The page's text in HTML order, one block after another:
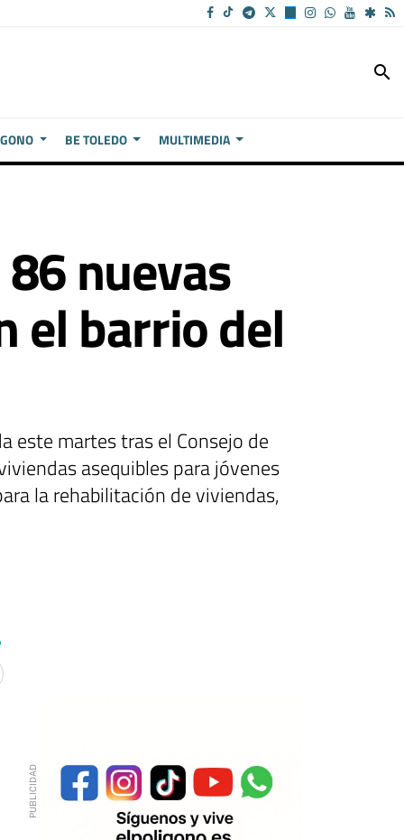
search
BE TOLEDO MULTIMEDIA
nuevas
el barrio del
este martes tras el Consejo de
asequibles para jóvenes
la rehabilitación de viviendas,